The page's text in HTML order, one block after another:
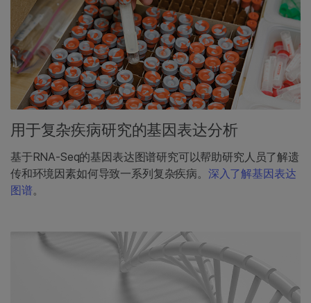
用于复杂疾病研究的基因表达分析
基于RNA-Seq的基因表达图谱研究可以帮助研究人员了解遗
传和环境因素如何导致一系列复杂疾病。 深入了解基因表达
图谱。